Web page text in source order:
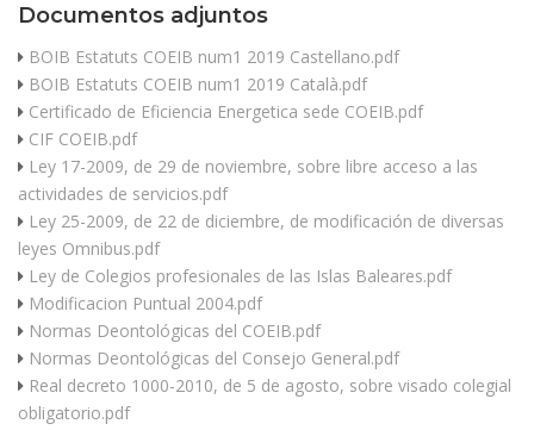
Documentos adjuntos
BOIB Estatuts COEIB num1 2019 Castellano.pdf
BOIB Estatuts COEIB num1 2019 Català.pdf
Certificado de Eficiencia Energetica sede COEIB.pdf
CIF COEIB.pdf
Ley 17-2009, de 29 de noviembre, sobre libre acceso a las
actividades de servicios.pdf
Ley 25-2009, de 22 de diciembre, de modificación de diversas
leyes Omnibus.pdf
Ley de Colegios profesionales de las Islas Baleares.pdf
Modificacion Puntual 2004.pdf
Normas Deontológicas del COEIB.pdf
Normas Deontológicas del Consejo General.pdf
Real decreto 1000-2010, de 5 de agosto, sobre visado colegial
obligatorio.pdf